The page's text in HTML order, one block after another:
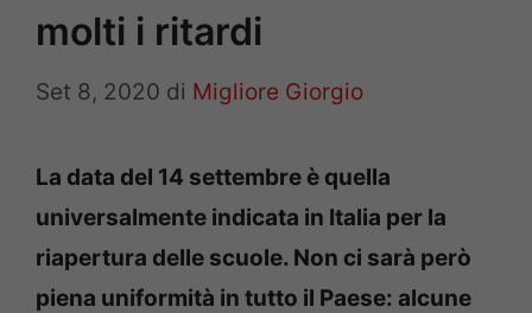
molti i ritardi
Set 8, 2020 di Migliore Giorgio
La data del 14 settembre è quella
universalmente indicata in Italia per la
riapertura delle scuole. Non ci sarà però
piena uniformità in tutto il Paese: alcune